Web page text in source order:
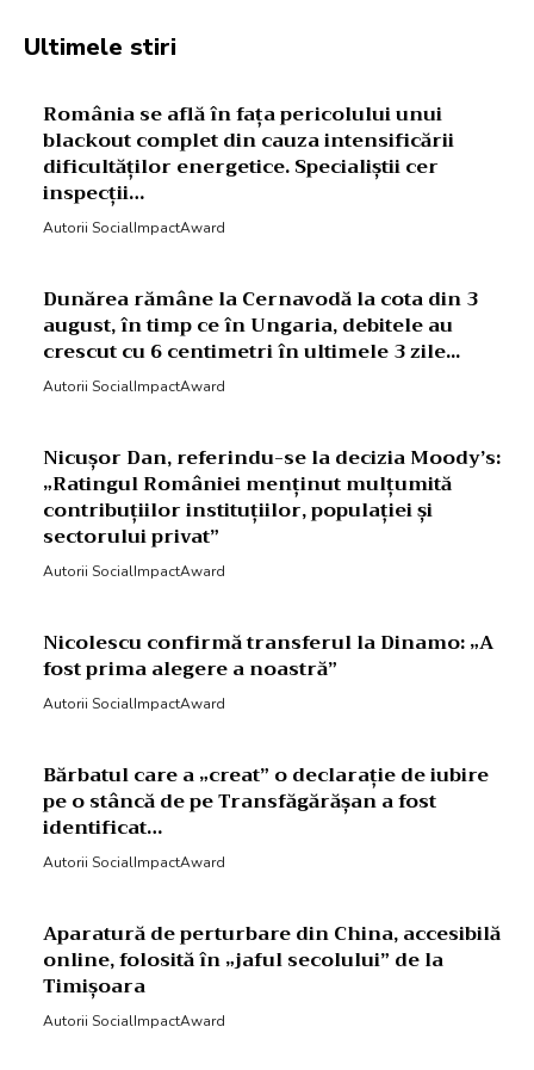
Ultimele stiri
România se află în fața pericolului unui
blackout complet din cauza intensificării
dificultăților energetice. Specialiștii cer
inspecții…
Autorii SocialImpactAward
Dunărea rămâne la Cernavodă la cota din 3
august, în timp ce în Ungaria, debitele au
crescut cu 6 centimetri în ultimele 3 zile...
Autorii SocialImpactAward
Nicușor Dan, referindu-se la decizia Moody’s:
„Ratingul României menținut mulțumită
contribuțiilor instituțiilor, populației și
sectorului privat”
Autorii SocialImpactAward
Nicolescu confirmă transferul la Dinamo: „A
fost prima alegere a noastră”
Autorii SocialImpactAward
Bărbatul care a „creat” o declarație de iubire
pe o stâncă de pe Transfăgărășan a fost
identificat…
Autorii SocialImpactAward
Aparatură de perturbare din China, accesibilă
online, folosită în „jaful secolului” de la
Timișoara
Autorii SocialImpactAward